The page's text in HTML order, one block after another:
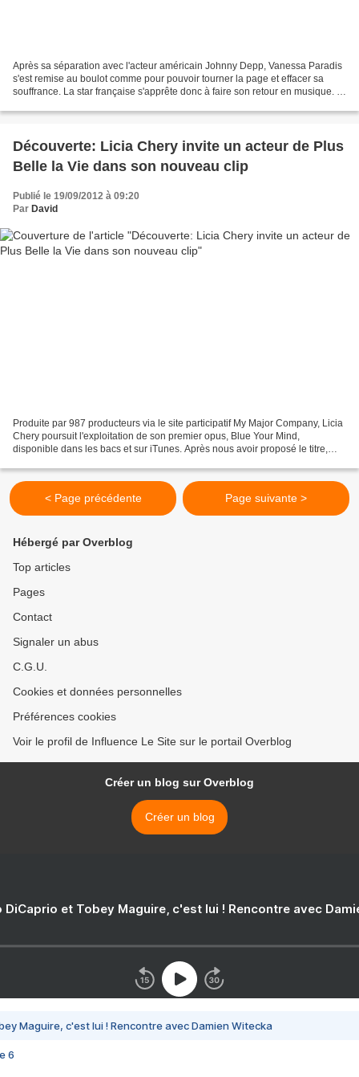
Après sa séparation avec l'acteur américain Johnny Depp, Vanessa Paradis
s'est remise au boulot comme pour pouvoir tourner la page et effacer sa
souffrance. La star française s'apprête donc à faire son retour en musique. A
Découverte: Licia Chery invite un acteur de Plus
Belle la Vie dans son nouveau clip
Publié le 19/09/2012 à 09:20
Par David
Produite par 987 producteurs via le site participatif My Major Company, Licia
Chery poursuit l'exploitation de son premier opus, Blue Your Mind,
disponible dans les bacs et sur iTunes. Après nous avoir proposé le titre,
< Page précédente Page suivante >
Hébergé par Overblog
Top articles
Pages
Contact
Signaler un abus
C.G.U.
Cookies et données personnelles
Préférences cookies
Voir le profil de Influence Le Site sur le portail Overblog
Créer un blog sur Overblog
Créer un blog
DiCaprio et Tobey Maguire, c'est lui ! Rencontre avec
Maguire, c'est lui ! Rencontre avec Damien Witecka
6